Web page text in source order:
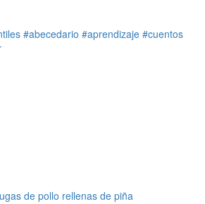
#abecedario #aprendizaje #cuentos
de pollo rellenas de piña